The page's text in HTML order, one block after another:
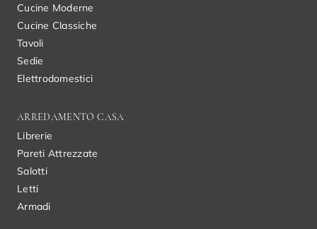
Cucine Moderne
Cucine Classiche
Tavoli
Sedie
Elettrodomestici
ARREDAMENTO CASA
Librerie
Pareti Attrezzate
Salotti
Letti
Armadi